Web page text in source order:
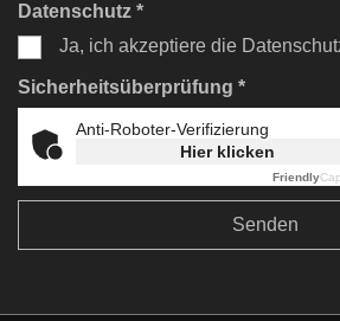
Datenschutz *
Ja, ich akzeptiere die
Sicherheitsüberprüfung *
Anti-Roboter-Verifizierung
Hier klicken
Friendly